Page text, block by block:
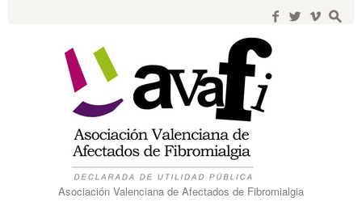
f w i s
Asociación Valenciana de Afectados de Fibromialgia